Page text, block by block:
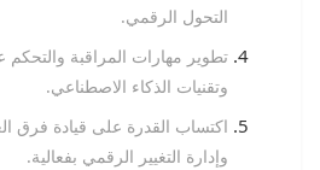
التحول الرقمي.
تطوير مهارات المراقبة والتحكم
وتقنيات الذكاء الاصطناعي.
اكتساب القدرة على قيادة فرق
وإدارة التغيير الرقمي بفعالية.